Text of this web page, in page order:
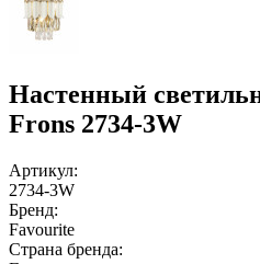
Настенный
Frons 2734-3W
Артикул:
2734-3W
Бренд:
Favourite
Страна бренда: